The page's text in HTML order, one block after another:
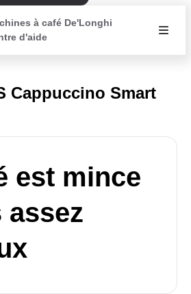
à café De'Longhi
d'aide
Cappuccino Smart
est mince
assez